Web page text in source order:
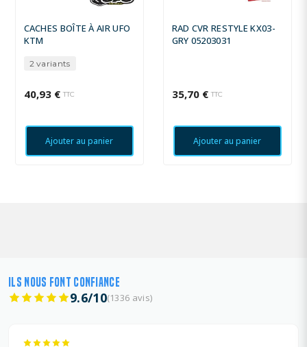
CACHES BOÎTE À AIR UFO
KTM
2 variants
40,93 € TTC
Ajouter au panier
RAD CVR RESTYLE KX03-
GRY 05203031
35,70 € TTC
Ajouter au panier
ILS NOUS FONT CONFIANCE
9.6/10(1336 avis)